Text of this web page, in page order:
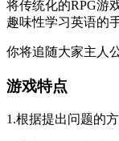
将传统化的RPG游
趣味性学习英语的
你将追随大家主人
游戏特点
1.根据提出问题的